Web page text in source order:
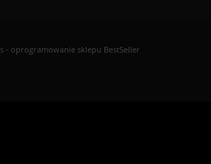
- oprogramowanie sklepu BestSeller